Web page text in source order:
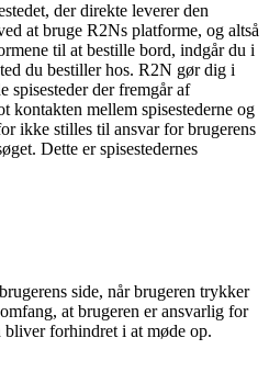
der direkte leverer den
at bruge R2Ns platforme, og altså
til at bestille bord, indgår du i
du bestiller hos. R2N gør dig i
spisesteder der fremgår af
mellem spisestederne og
ikke stilles til ansvar for brugerens
Dette er spisestedernes
side, når brugeren trykker
at brugeren er ansvarlig for
forhindret i at møde op.